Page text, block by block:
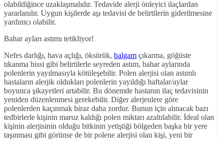
olabildiğince uzaklaşmalıdır. Tedavide alerji önleyici ilaçlardan
yararlanılır. Uygun kişilerde aşı tedavisi de belirtilerin giderilmesine
yardımcı olabilir.
Bahar ayları astımı tetikliyor!
Nefes darlığı, hava açlığı, öksürük, balgam çıkarma, göğüste
tıkanma hissi gibi belirtilerle seyreden astım, bahar aylarında
polenlerin yayılmasıyla kötüleşebilir. Polen alerjisi olan astımlı
hastaların alerjik oldukları polenlerin yayıldığı haftalar/aylar
boyunca şikayetleri artabilir. Bu dönemde hastanın ilaç tedavisinin
yeniden düzenlenmesi gerekebilir. Diğer alerjenlere göre
polenlerden kaçınmak biraz daha zordur. Bunun için alınacak bazı
tedbirlerle kişinin maruz kaldığı polen miktarı azaltılabilir. İdeal olan
kişinin alerjisinin olduğu bitkinin yetiştiği bölgeden başka bir yere
taşınması gibi görünse de bir polene alerjisi olan kişi, yeni bir